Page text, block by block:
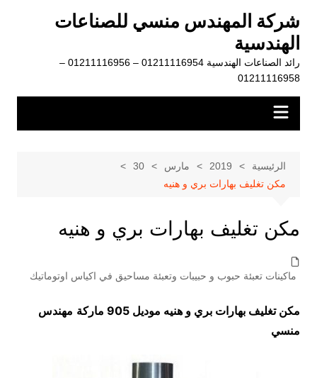
المحتوى
شركة المهندس منسي للصناعات
الهندسية
رائد الصناعات الهندسية 01211116954 – 01211116956 –
01211116958
الرئيسية 2019 مارس
30
مكن تغليف بهارات بري و هنيه
مكن تغليف بهارات بري و هنيه
ماكينات تعبئة حبوب و حبيبات وتعبئة مساحيق في اكياس اوتوماتيك
مكن تغليف بهارات بري و هنيه موديل 905 ماركة
مهندس
منسي